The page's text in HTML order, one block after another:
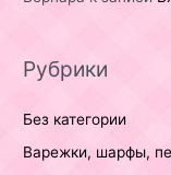
Рубрики
Без категории
Варежки, шарфы,